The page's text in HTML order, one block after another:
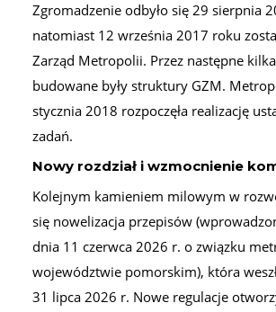
Zgromadzenie odbyło się 29 sierpnia
natomiast 12 września 2017 roku
Zarząd Metropolii. Przez następne
budowane były struktury GZM.
stycznia 2018 rozpoczęła realizację
zadań.
Nowy rozdział i wzmocnienie
Kolejnym kamieniem milowym w
się nowelizacja przepisów
dnia 11 czerwca 2026 r. o związku
województwie pomorskim), która
31 lipca 2026 r. Nowe regulacje